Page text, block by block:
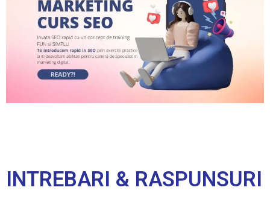
INTREBARI & RASPUNSURI